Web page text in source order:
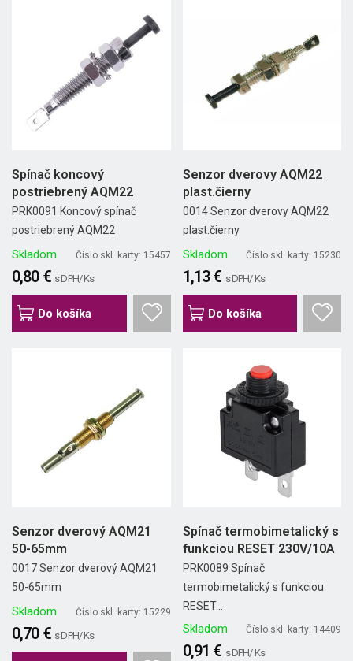
Spínač koncový
postriebrený AQM22
PRK0091 Koncový spínač
postriebrený AQM22
Skladom Číslo skl. karty: 15457
0,80 € s DPH/ Ks
Do košíka
Senzor dverovy AQM22
plast.čierny
0014 Senzor dverovy AQM22
plast.čierny
Skladom Číslo skl. karty: 15230
1,13 € s DPH/ Ks
Do košíka
Senzor dverový AQM21
50-65mm
0017 Senzor dverový AQM21
50-65mm
Skladom Číslo skl. karty: 15229
0,70 € s DPH/ Ks
Spínač termobimetalický s
funkciou RESET 230V/10A
PRK0089 Spínač
termobimetalický s funkciou
RESET...
Skladom Číslo skl. karty: 14409
0,91 € s DPH/ Ks